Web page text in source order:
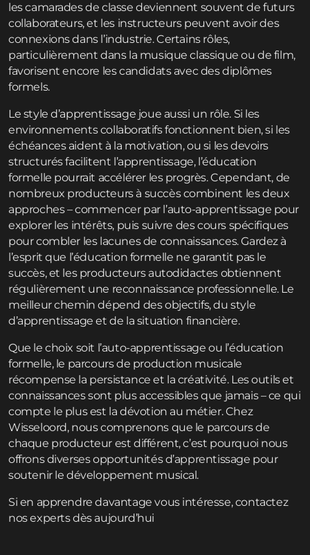
les camarades de classe deviennent souvent de futurs
collaborateurs, et les instructeurs peuvent avoir des
connexions dans l’industrie. Certains rôles,
particulièrement dans la musique classique ou de film,
favorisent encore les candidats avec des diplômes
formels.
Le style d’apprentissage joue aussi un rôle. Si les
environnements collaboratifs fonctionnent bien, si les
échéances aident à la motivation, ou si les devoirs
structurés facilitent l’apprentissage, l’éducation
formelle pourrait accélérer les progrès. Cependant, de
nombreux producteurs à succès combinent les deux
approches – commencer par l’auto-apprentissage pour
explorer les intérêts, puis suivre des cours spécifiques
pour combler les lacunes de connaissances. Gardez à
l’esprit que l’éducation formelle ne garantit pas le
succès, et les producteurs autodidactes obtiennent
régulièrement une reconnaissance professionnelle. Le
meilleur chemin dépend des objectifs, du style
d’apprentissage et de la situation financière.
Que le choix soit l’auto-apprentissage ou l’éducation
formelle, le parcours de production musicale
récompense la persistance et la créativité. Les outils et
connaissances sont plus accessibles que jamais – ce qui
compte le plus est la dévotion au métier. Chez
Wisseloord, nous comprenons que le parcours de
chaque producteur est différent, c’est pourquoi nous
offrons diverses opportunités d’apprentissage pour
soutenir le développement musical.
Si en apprendre davantage vous intéresse,contactez
nos experts dès aujourd’hui